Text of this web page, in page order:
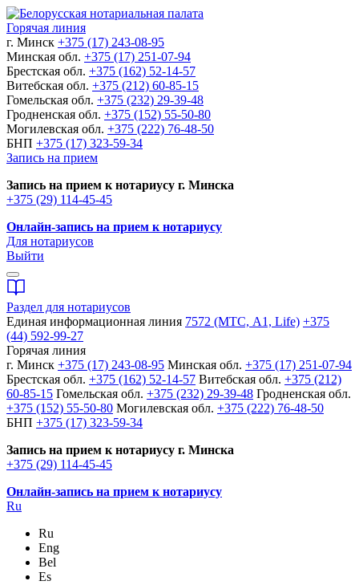
Горячая линия
г. Минск +375 (17) 243-08-95
Минская обл. +375 (17) 251-07-94
Брестская обл. +375 (162) 52-14-57
Витебская обл. +375 (212) 60-85-15
Гомельская обл. +375 (232) 29-39-48
Гродненская обл. +375 (152) 55-50-80
Могилевская обл. +375 (222) 76-48-50
БНП +375 (17) 323-59-34
Запись на прием
Запись на прием к нотариусу г. Минска
+375 (29) 114-45-45
Онлайн-запись на прием к нотариусу
Для нотариусов
Выйти
Раздел для нотариусов
Единая информационная линия 7572 (МТС, A1, Life) +375
(44) 592-99-27
Горячая линия
г. Минск +375 (17) 243-08-95 Минская обл. +375 (17) 251-07-94
Брестская обл. +375 (162) 52-14-57 Витебская обл. +375 (212)
60-85-15 Гомельская обл. +375 (232) 29-39-48 Гродненская обл.
+375 (152) 55-50-80 Могилевская обл. +375 (222) 76-48-50
БНП +375 (17) 323-59-34
Запись на прием к нотариусу г. Минска
+375 (29) 114-45-45
Онлайн-запись на прием к нотариусу
Ru
Ru
Eng
Bel
Es